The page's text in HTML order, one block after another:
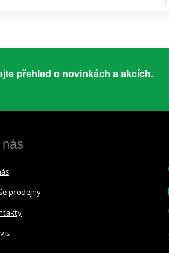
přehled o novinkách a akcích.
prodejny